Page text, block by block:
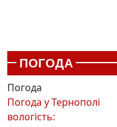
ПОГОДА
Погода
Погода уТернополі
вологість: